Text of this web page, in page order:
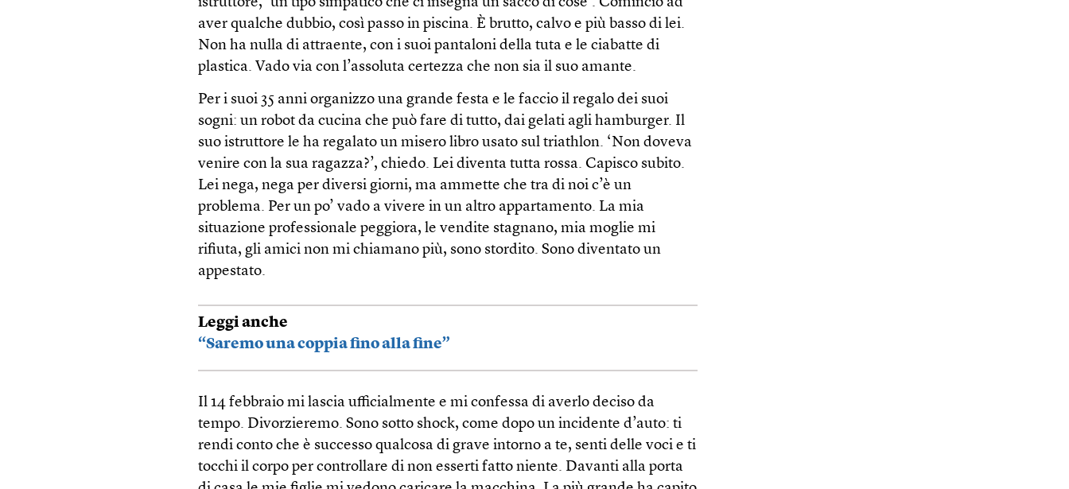
aver qualche dubbio, così passo in piscina. È brutto, calvo e più basso di lei.
Non ha nulla di attraente, con i suoi pantaloni della tuta e le ciabatte di
plastica. Vado via con l’assoluta certezza che non sia il suo amante.
Per i suoi 35 anni organizzo una grande festa e le faccio il regalo dei suoi
sogni: un robot da cucina che può fare di tutto, dai gelati agli hamburger. Il
suo istruttore le ha regalato un misero libro usato sul triathlon. ‘Non doveva
venire con la sua ragazza?’, chiedo. Lei diventa tutta rossa. Capisco subito.
Lei nega, nega per diversi giorni, ma ammette che tra di noi c’è un
problema. Per un po’ vado a vivere in un altro appartamento. La mia
situazione professionale peggiora, le vendite stagnano, mia moglie mi
rifiuta, gli amici non mi chiamano più, sono stordito. Sono diventato un
appestato.
Leggi anche
“Saremo una coppia fino alla fine”
Il 14 febbraio mi lascia ufficialmente e mi confessa di averlo deciso da
tempo. Divorzieremo. Sono sotto shock, come dopo un incidente d’auto: ti
rendi conto che è successo qualcosa di grave intorno a te, senti delle voci e ti
tocchi il corpo per controllare di non esserti fatto niente. Davanti alla porta